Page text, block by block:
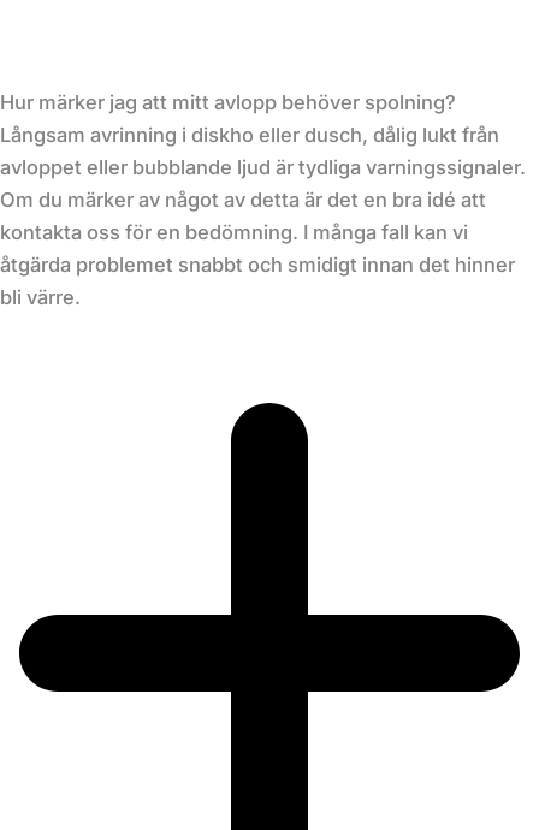
Hur märker jag att mitt avlopp behöver spolning?
Långsam avrinning i diskho eller dusch, dålig lukt från
avloppet eller bubblande ljud är tydliga varningssignaler.
Om du märker av något av detta är det en bra idé att
kontakta oss för en bedömning. I många fall kan vi
åtgärda problemet snabbt och smidigt innan det hinner
bli värre.